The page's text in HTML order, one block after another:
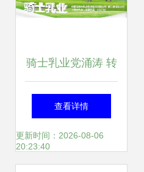
骑士乳业党涌涛 转
换战略再次出发 牧
业深耕铸就新篇
查看详情
更新时间：2026-08-06
20:23:40